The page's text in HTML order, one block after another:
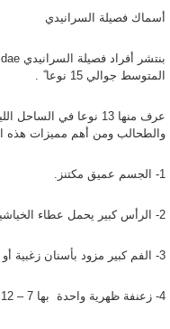
أسماك فصيلة السرانيدي
المتوسط جوالي 15 نوعا ً .
عرف منها 13 نوعا في
والطحالب ومن أهم مميزات هذه
1- الجسم عميق مكتنز.
2- الرأس كبير يحمل عطاء الخياشيم ثلاث شوكات مفلطحة .
3- الفم كبير مزود بأسنان زغبية أو أنياب .
4- زعنفة ظهرية واحدة بها 7 – 12 شوكة و10-18 شعاع ألزعنفة الصدرية مستديرة .